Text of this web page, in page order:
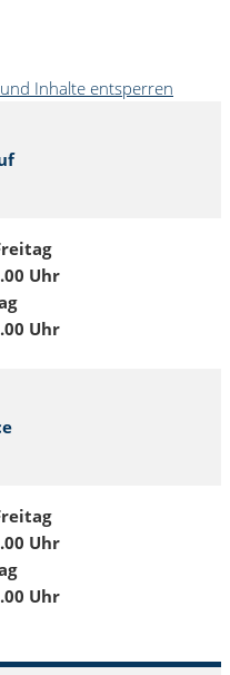
Inhalte entsperren
Uhr
Uhr
Uhr
Uhr